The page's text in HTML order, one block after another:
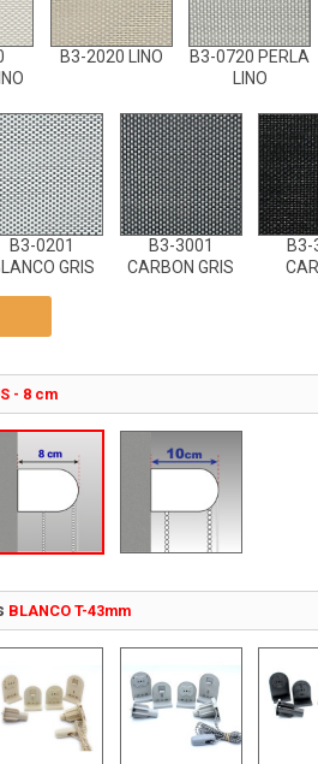
B3-2020 LINO
B3-0720 PERLA
LINO
B3-0201
GRIS
B3-3001
CARBON GRIS
B3-
- 8 cm
BLANCO T-43mm